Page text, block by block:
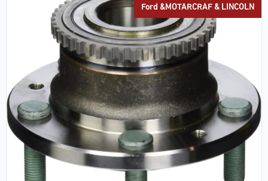
Ford &MOTARCRAF & LINCOLN